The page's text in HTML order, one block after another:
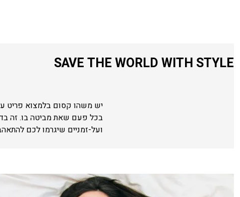
SAVE THE WORLD WITH STYLE
יש משהו קסום בלמצוא פריט
בכל פעם שאת מביטה בו. זה
ועל-זמניים שיגרמו לכם